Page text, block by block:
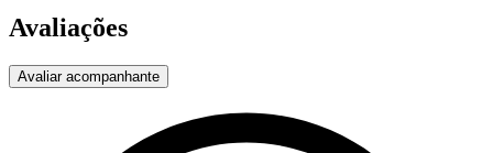
Avaliações
Avaliar acompanhante